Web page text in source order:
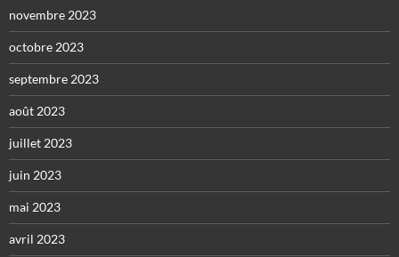
novembre 2023
octobre 2023
septembre 2023
août 2023
juillet 2023
juin 2023
mai 2023
avril 2023